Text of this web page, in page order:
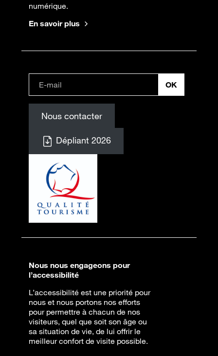
numérique.
En savoir plus
Nous contacter
Dépliant 2026
Nous nous engageons pour
l’accessibilité
L’accessibilité est une priorité pour
nous et nous portons nos efforts
pour permettre à chacun de nos
visiteurs, quel que soit son âge ou
sa situation de vie, de lui offrir le
meilleur confort de visite possible.